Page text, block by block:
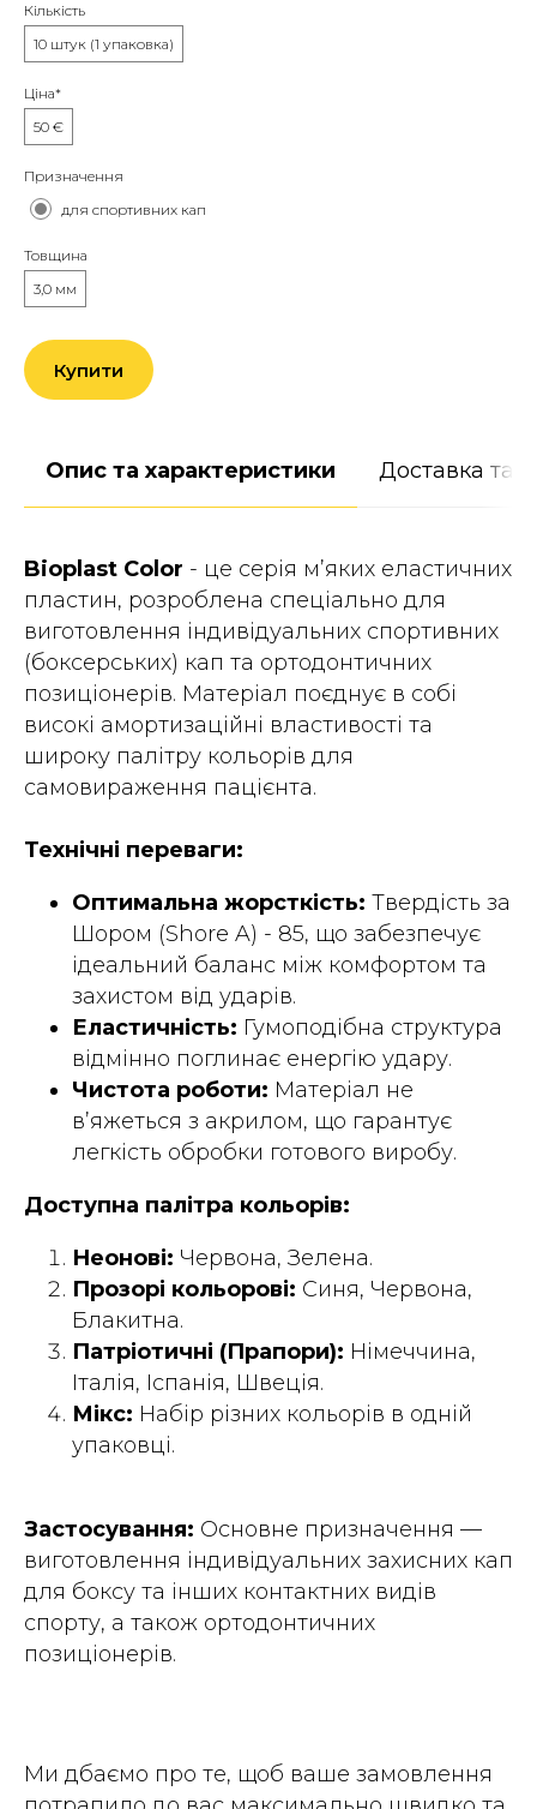
Кількість
10 штук (1 упаковка)
Ціна*
50 €
Призначення
для спортивних кап
Товщина
3,0 мм
Купити
Опис та характеристики Доставка та
Bioplast Color - це серія м’яких еластичних
пластин, розроблена спеціально для
виготовлення індивідуальних спортивних
(боксерських) кап та ортодонтичних
позиціонерів. Матеріал поєднує в собі
високі амортизаційні властивості та
широку палітру кольорів для
самовираження пацієнта.
Технічні переваги:
Оптимальна жорсткість: Твердість за
Шором (Shore A) - 85, що забезпечує
ідеальний баланс між комфортом та
захистом від ударів.
Еластичність: Гумоподібна структура
відмінно поглинає енергію удару.
Чистота роботи: Матеріал не
в’яжеться з акрилом, що гарантує
легкість обробки готового виробу.
Доступна палітра кольорів:
Неонові: Червона, Зелена.
Прозорі кольорові: Синя, Червона,
Блакитна.
Патріотичні (Прапори): Німеччина,
Італія, Іспанія, Швеція.
Мікс: Набір різних кольорів в одній
упаковці.
Застосування: Основне призначення —
виготовлення індивідуальних захисних кап
для боксу та інших контактних видів
спорту, а також ортодонтичних
позиціонерів.
Ми дбаємо про те, щоб ваше замовлення